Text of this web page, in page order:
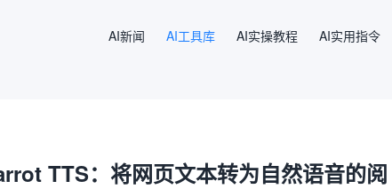
AI新闻 AI工具库 AI实操教程 AI实用指令
TTS：将网页文本转为自然语音的阅